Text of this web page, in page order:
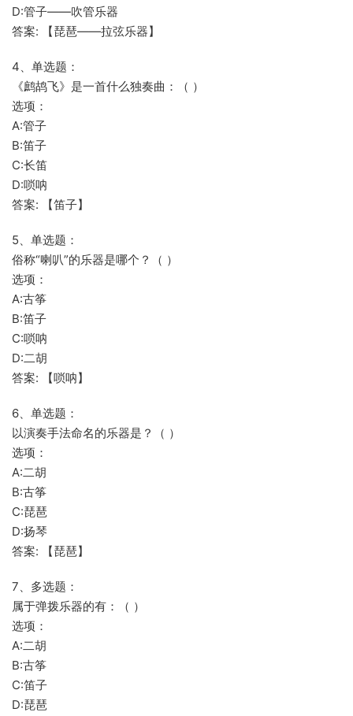
D:管子——吹管乐器
答案: 【琵琶——拉弦乐器】
4、单选题：
《鹧鸪飞》是一首什么独奏曲：（ ）
选项：
A:管子
B:笛子
C:长笛
D:唢呐
答案: 【笛子】
5、单选题：
俗称“喇叭”的乐器是哪个？（ ）
选项：
A:古筝
B:笛子
C:唢呐
D:二胡
答案: 【唢呐】
6、单选题：
以演奏手法命名的乐器是？（ ）
选项：
A:二胡
B:古筝
C:琵琶
D:扬琴
答案: 【琵琶】
7、多选题：
属于弹拨乐器的有：（ ）
选项：
A:二胡
B:古筝
C:笛子
D:琵琶